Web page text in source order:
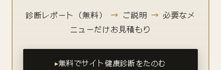
診断レポート（無料）
→ ご説明 → 必要なメ
ニューだけお見積もり
無料でサイト健康診断をたのむ